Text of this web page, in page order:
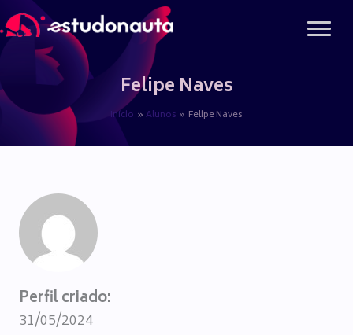
para
conteúdo
Felipe Naves
Início Alunos Felipe Naves
Perfil criado:
31/05/2024